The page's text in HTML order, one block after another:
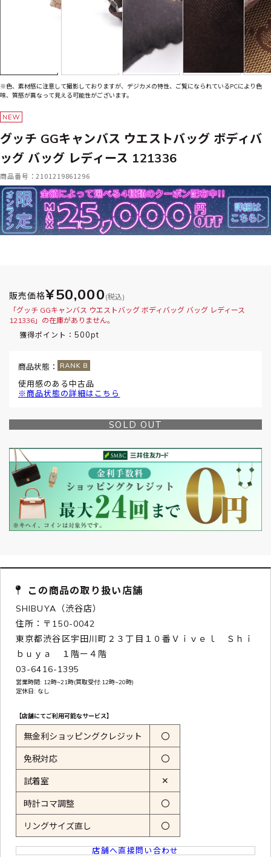
※色、素材感に注意して撮影しておりますが、デジカメの特性、ご覧になられているPCにより色
味、質感が異なって見える可能性がございます。
グッチ GGキャンバス ウエストバッグ ボディバ
ッグ バッグ レディース 121336
商品番号：2101219861296
販売価格¥50,000 (税込)
「グッチ GGキャンバス ウエストバッグ ボディバッグ バッグ レディース
121336」の在庫がありません。
獲得ポイント： 500pt
商品状態：
使用感のある中古品
※商品状態の詳細はこちら
SOLD OUT
この商品の取り扱い店舗
SHIBUYA（渋谷店）
住所：〒150-0042
東京都渋谷区宇田川町２３丁目１０番Ｖｉｖｅｌ Ｓｈｉ
ｂｕｙａ １階ー４階
03-6416-1395
営業時間: 12時~21時(買取受付:12時~20時)
定休日: なし
【店舗にてご利用可能なサービス】
無金利ショッピングクレジット 〇
免税対応 〇
試着室 ✕
時計コマ調整 〇
リングサイズ直し 〇
店舗へ直接問い合わせ